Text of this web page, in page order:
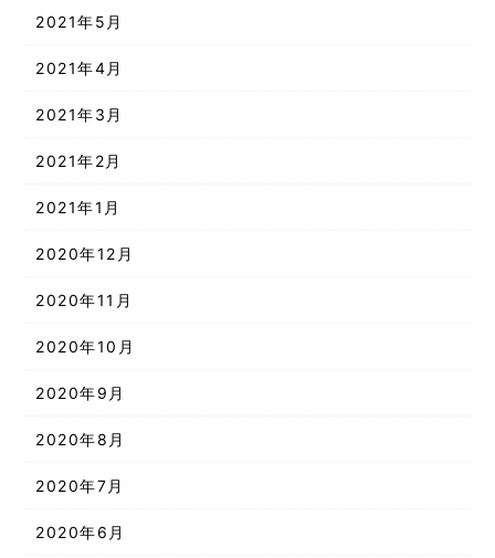
2021年5月
2021年4月
2021年3月
2021年2月
2021年1月
2020年12月
2020年11月
2020年10月
2020年9月
2020年8月
2020年7月
2020年6月